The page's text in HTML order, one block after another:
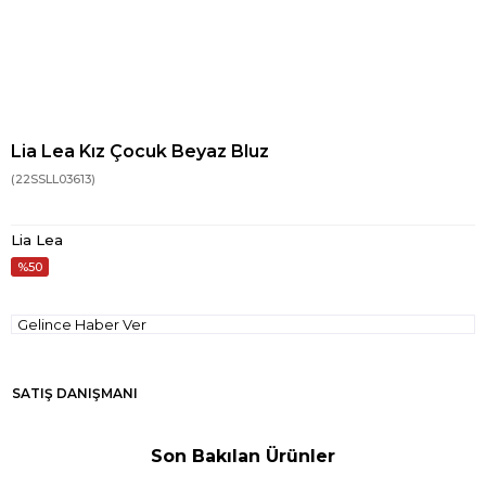
Lia Lea Kız Çocuk Beyaz Bluz
(22SSLL03613)
Lia Lea
50
Gelince Haber Ver
SATIŞ DANIŞMANI
Son Bakılan Ürünler